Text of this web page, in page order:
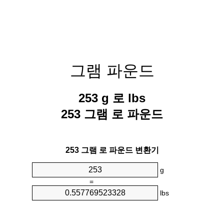
그램 파운드
253 g 로 lbs
253 그램 로 파운드
253 그램 로 파운드 변환기
g
=
lbs